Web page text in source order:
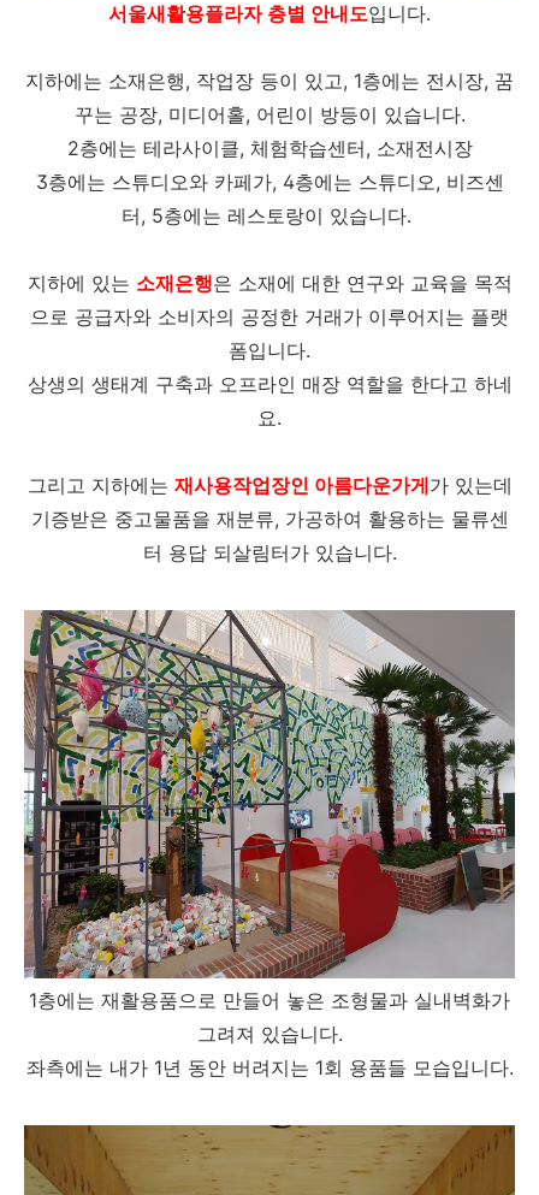
서울새활용플라자 층별 안내도입니다.
지하에는 소재은행, 작업장 등이 있고, 1층에는 전시장, 꿈
꾸는 공장, 미디어홀, 어린이 방등이 있습니다.
2층에는 테라사이클, 체험학습센터, 소재전시장
3층에는 스튜디오와 카페가, 4층에는 스튜디오, 비즈센
터, 5층에는 레스토랑이 있습니다.
지하에 있는 소재은행은 소재에 대한 연구와 교육을 목적
으로 공급자와 소비자의 공정한 거래가 이루어지는 플랫
폼입니다.
상생의 생태계 구축과 오프라인 매장 역할을 한다고 하네
요.
그리고 지하에는 재사용작업장인 아름다운가게가 있는데
기증받은 중고물품을 재분류, 가공하여 활용하는 물류센
터 용답 되살림터가 있습니다.
1층에는 재활용품으로 만들어 놓은 조형물과 실내벽화가
그려져 있습니다.
좌측에는 내가 1년 동안 버려지는 1회 용품들 모습입니다.